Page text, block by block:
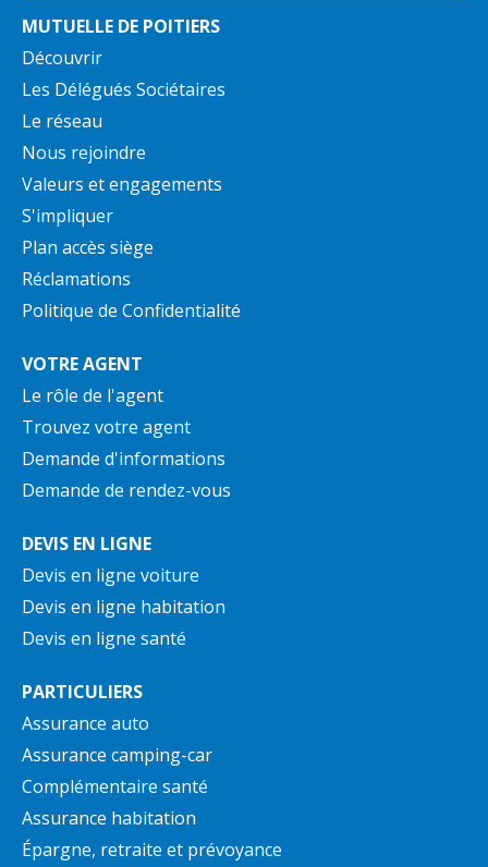
MUTUELLE DE POITIERS
Découvrir
Les Délégués Sociétaires
Le réseau
Nous rejoindre
Valeurs et engagements
S'impliquer
Plan accès siège
Réclamations
Politique de Confidentialité
VOTRE AGENT
Le rôle de l'agent
Trouvez votre agent
Demande d'informations
Demande de rendez-vous
DEVIS EN LIGNE
Devis en ligne voiture
Devis en ligne habitation
Devis en ligne santé
PARTICULIERS
Assurance auto
Assurance camping-car
Complémentaire santé
Assurance habitation
Épargne, retraite et prévoyance